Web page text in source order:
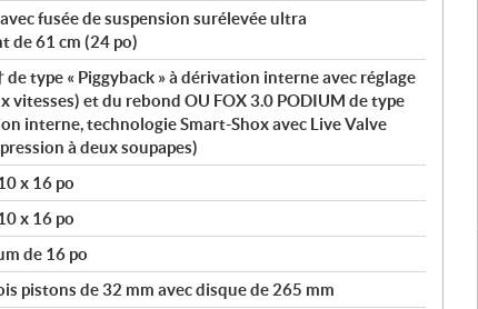
fusée de suspension surélevée ultra
de 61 cm (24 po)
de type « Piggyback » à dérivation interne avec réglage
vitesses) et du rebond OU FOX 3.0 PODIUM de type
interne, technologie Smart-Shox avec Live Valve
à deux soupapes)
x 16 po
x 16 po
de 16 po
pistons de 32 mm avec disque de 265 mm